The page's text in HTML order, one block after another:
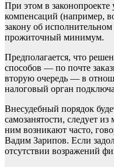
При этом в законопроекте
компенсаций (например,
закону об
прожиточный минимум.
Предполагается, что
способов — по почте
вторую очередь — в
налоговый орган
Внесудебный порядок
самозанятости, следует
ним возникают часто,
Вадим Зарипов. Если
отсутствии возражений